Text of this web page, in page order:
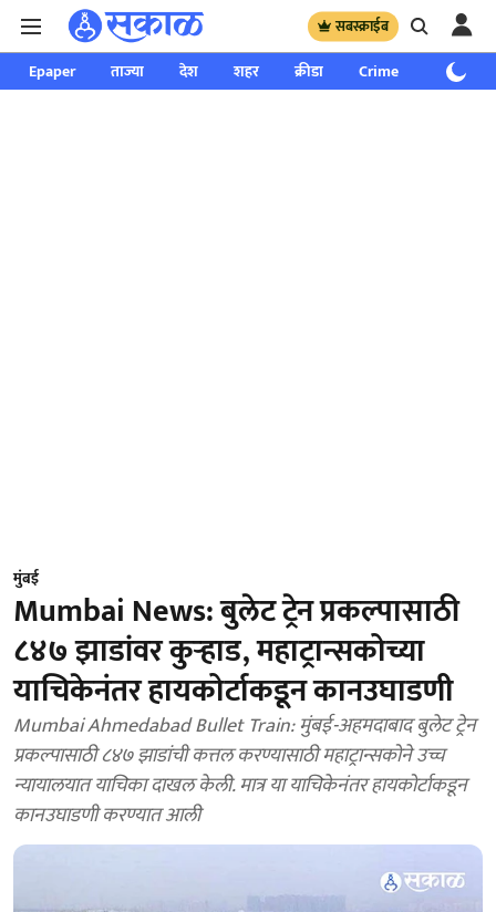
सबस्क्राईब
Epaper ताज्या देश शहर क्रीडा Crime साप्ताहिक
मुंबई
Mumbai News: बुलेट ट्रेन प्रकल्पासाठी
८४७ झाडांवर कुऱ्हाड, महाट्रान्सकोच्या
याचिकेनंतर हायकोर्टाकडून कानउघाडणी
Mumbai Ahmedabad Bullet Train: मुंबई-अहमदाबाद बुलेट ट्रेन
प्रकल्पासाठी ८४७ झाडांची कत्तल करण्यासाठी महाट्रान्सकोने उच्च
न्यायालयात याचिका दाखल केली. मात्र या याचिकेनंतर हायकोर्टाकडून
कानउघाडणी करण्यात आली